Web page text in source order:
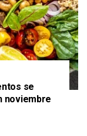
se
noviembre